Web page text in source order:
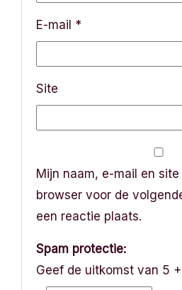
E-mail *
Site
Mijn naam, e-mail en
browser voor de
een reactie plaats.
Spam protectie:
Geef de uitkomst van 5